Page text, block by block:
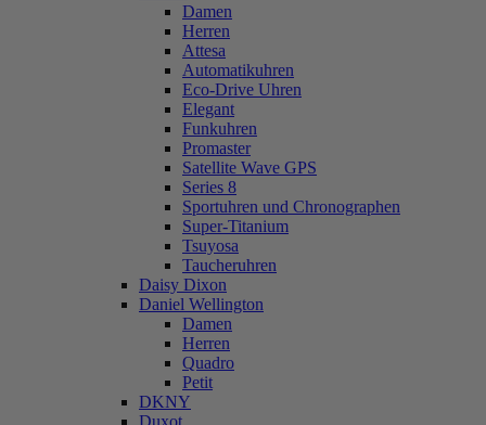
Damen
Herren
Attesa
Automatikuhren
Eco-Drive Uhren
Elegant
Funkuhren
Promaster
Satellite Wave GPS
Series 8
Sportuhren und Chronographen
Super-Titanium
Tsuyosa
Taucheruhren
Daisy Dixon
Daniel Wellington
Damen
Herren
Quadro
Petit
DKNY
Duxot